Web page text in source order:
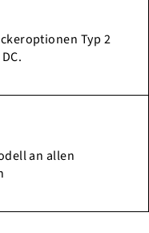
Typ 2
an allen